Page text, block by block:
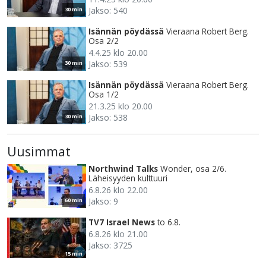
30 min
Jakso: 540
30 min
Isännän pöydässä Vieraana Robert Berg.
Osa 2/2
4.4.25 klo 20.00
Jakso: 539
30 min
Isännän pöydässä Vieraana Robert Berg.
Osa 1/2
21.3.25 klo 20.00
Jakso: 538
Uusimmat
60 min
Northwind Talks Wonder, osa 2/6.
Läheisyyden kulttuuri
6.8.26 klo 22.00
Jakso: 9
15 min
TV7 Israel News to 6.8.
6.8.26 klo 21.00
Jakso: 3725